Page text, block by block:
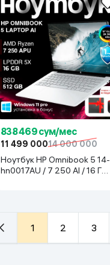
838 469 сум/мес
11 499 00014 000 000
Ноутбук HP Omnibook 5 14-
hn0017AU / 7 250 AI / 16 ГБ /
1 2 3